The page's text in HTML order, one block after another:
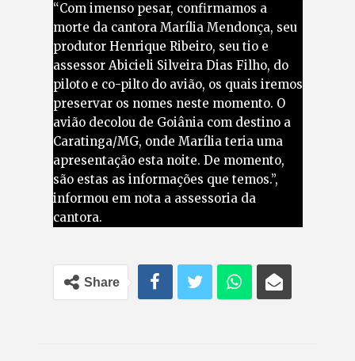
“Com imenso pesar, confirmamos a
morte da cantora Marília Mendonça, seu
produtor Henrique Ribeiro, seu tio e
assessor Abicieli Silveira Dias Filho, do
piloto e co-pilto do avião, os quais iremos
preservar os nomes neste momento. O
avião decolou de Goiânia com destino a
Caratinga/MG, onde Marília teria uma
apresentação esta noite. De momento,
são estas as informações que temos.”,
informou em nota a assessoria da
cantora.
Share